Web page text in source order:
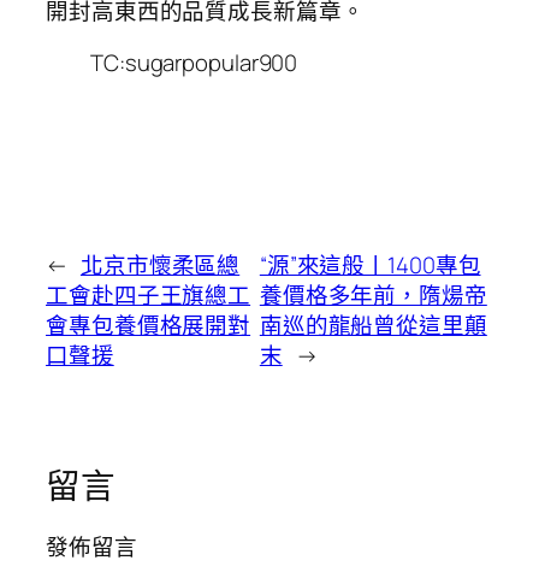
開封高東西的品質成長新篇章。
TC:sugarpopular900
← 北京市懷柔區總
工會赴四子王旗總工
會專包養價格展開對
口聲援
“源”來這般丨1400專包
養價格多年前，隋煬帝
南巡的龍船曾從這里顛
末 →
留言
發佈留言